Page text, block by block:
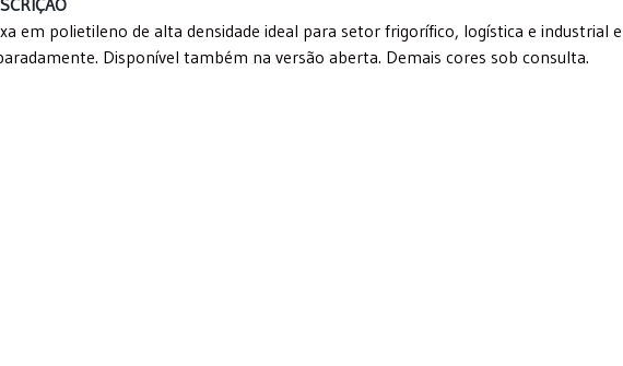
em polietileno de alta densidade ideal para setor frigorífico, logística e industrial
Disponível também na versão aberta. Demais cores sob consulta.